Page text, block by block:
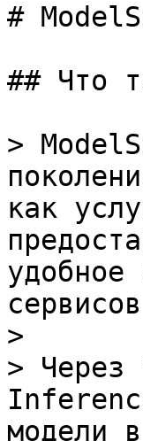
#
## Что
>
как
удобное
>
> Через
модели